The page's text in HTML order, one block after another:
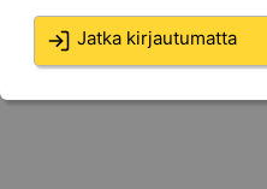
Jatka kirjautumatta